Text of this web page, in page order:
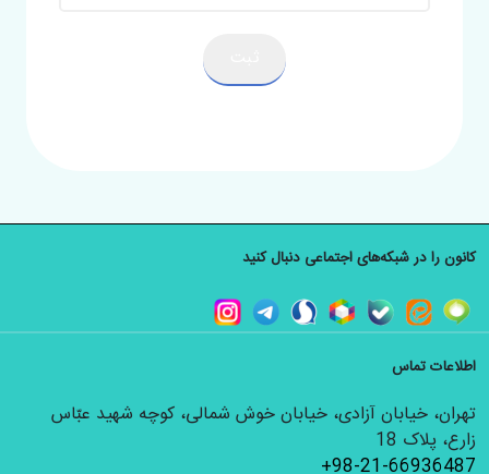
کانون را در شبکه‌های اجتماعی دنبال کنید
اطلاعات تماس
تهران، خیابان آزادی، خیابان خوش شمالی، کوچه شهید عبّاس
زارع، پلاک 18
+98-21-66936487